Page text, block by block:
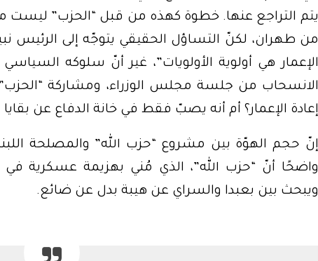
يتم التراجع عنها. خطوة كهذه من قبل “الحزب” ليست
من طهران، لكنّ التساؤل الحقيقي يتوجّه إلى الرئيس
الإعمار هي أولوية الأولويات”، غير أنّ سلوكه
الانسحاب من جلسة مجلس الوزراء، ومشاركة
إعادة الإعمار؟ أم أنه يصبّ فقط في خانة الدفاع عن بقايا
إنّ حجم الهوّة بين مشروع “حزب الله” والمصلحة
واضحًا أنّ “حزب الله”، الذي مُني بهزيمة عسكرية في
ويبحث بين بعبدا والسراي عن هيبة بدل عن ضائع.